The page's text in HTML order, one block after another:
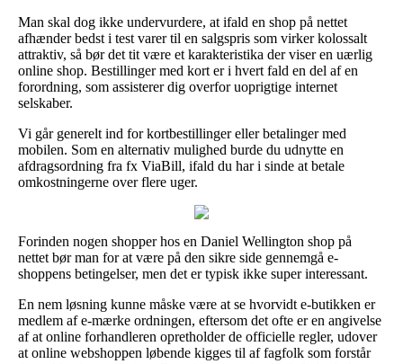
Man skal dog ikke undervurdere, at ifald en shop på nettet
afhænder bedst i test varer til en salgspris som virker kolossalt
attraktiv, så bør det tit være et karakteristika der viser en uærlig
online shop. Bestillinger med kort er i hvert fald en del af en
forordning, som assisterer dig overfor uoprigtige internet
selskaber.
Vi går generelt ind for kortbestillinger eller betalinger med
mobilen. Som en alternativ mulighed burde du udnytte en
afdragsordning fra fx ViaBill, ifald du har i sinde at betale
omkostningerne over flere uger.
Forinden nogen shopper hos en Daniel Wellington shop på
nettet bør man for at være på den sikre side gennemgå e-
shoppens betingelser, men det er typisk ikke super interessant.
En nem løsning kunne måske være at se hvorvidt e-butikken er
medlem af e-mærke ordningen, eftersom det ofte er en angivelse
af at online forhandleren opretholder de officielle regler, udover
at online webshoppen løbende kigges til af fagfolk som forstår